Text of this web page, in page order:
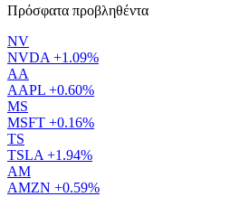
Πρόσφατα προβληθέντα
NV
NVDA +1.09%
AA
AAPL +0.60%
MS
MSFT +0.16%
TS
TSLA +1.94%
AM
AMZN +0.59%